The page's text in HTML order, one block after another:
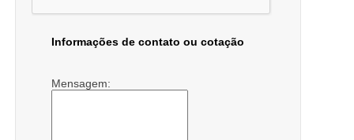
Informações de contato ou cotação
Mensagem: